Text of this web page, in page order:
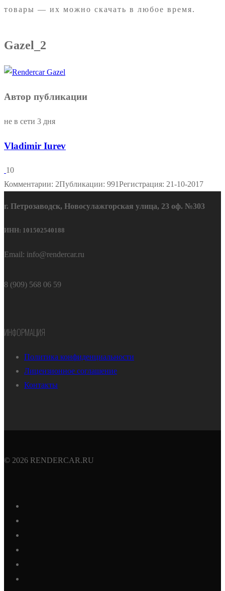
товары — их можно скачать в любое время.
Gazel_2
Автор публикации
не в сети 3 дня
Vladimir Iurev
10
Комментарии: 2Публикации: 991Регистрация: 21-10-2017
г. Петрозаводск, Новосулажгорская улица, 23 оф. №303
ИНН: 101502540188
Email: info@rendercar.ru
8 (909) 568 06 59
ИНФОРМАЦИЯ
Политика конфиденциальности
Лицензионное соглашение
Контакты
© 2026 RENDERCAR.RU